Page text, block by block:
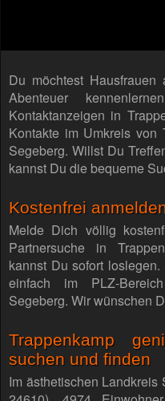
Du möchtest Hausfrauen
Abenteuer
Kontaktanzeigen in
Kontakte im Umkreis von
Segeberg. Willst Du
kannst Du die bequeme
Kostenfrei
Melde Dich völlig
Partnersuche in
kannst Du sofort
einfach im PLZ-
Segeberg. Wir wünschen
Trappenkamp
suchen und finden
Im ästhetischen